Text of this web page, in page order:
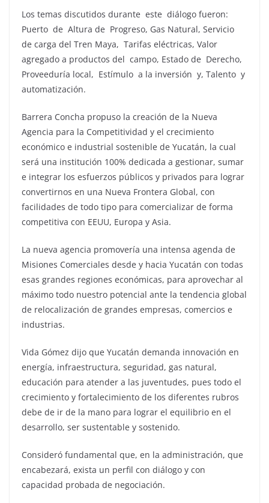
Los temas discutidos durante este diálogo fueron:
Puerto de Altura de Progreso, Gas Natural, Servicio
de carga del Tren Maya, Tarifas eléctricas, Valor
agregado a productos del campo, Estado de Derecho,
Proveeduría local, Estímulo a la inversión y, Talento y
automatización.
Barrera Concha propuso la creación de la Nueva
Agencia para la Competitividad y el crecimiento
económico e industrial sostenible de Yucatán, la cual
será una institución 100% dedicada a gestionar, sumar
e integrar los esfuerzos públicos y privados para lograr
convertirnos en una Nueva Frontera Global, con
facilidades de todo tipo para comercializar de forma
competitiva con EEUU, Europa y Asia.
La nueva agencia promovería una intensa agenda de
Misiones Comerciales desde y hacia Yucatán con todas
esas grandes regiones económicas, para aprovechar al
máximo todo nuestro potencial ante la tendencia global
de relocalización de grandes empresas, comercios e
industrias.
Vida Gómez dijo que Yucatán demanda innovación en
energía, infraestructura, seguridad, gas natural,
educación para atender a las juventudes, pues todo el
crecimiento y fortalecimiento de los diferentes rubros
debe de ir de la mano para lograr el equilibrio en el
desarrollo, ser sustentable y sostenido.
Consideró fundamental que, en la administración, que
encabezará, exista un perfil con diálogo y con
capacidad probada de negociación.